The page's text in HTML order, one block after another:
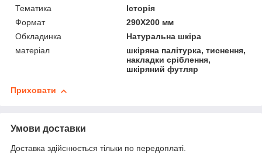
Тематика
Історія
Формат
290Х200 мм
Обкладинка
Натуральна шкіра
матеріал
шкіряна палітурка, тиснення,
накладки сріблення,
шкіряний футляр
Приховати
Умови доставки
Доставка здійснюється тільки по передоплаті.